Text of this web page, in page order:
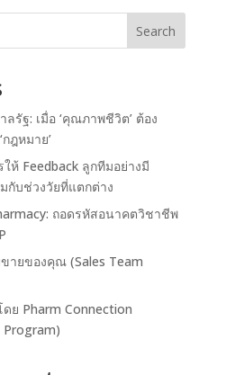
Search
ลรัฐ: เมื่อ ‘คุณภาพชีวิต’ ต้อง
ฎหมาย’
ห้ Feedback ลูกทีมอย่างมี
กับช่วงวัยที่แตกต่าง
ถอดรหัสอนาคตวิชาชีพ
ายของคุณ (Sales Team
Pharm Connection